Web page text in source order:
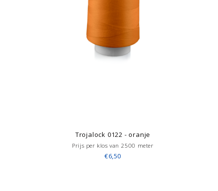
Trojalock 0122 - oranje
Prijs per klos van 2500 meter
€6,50